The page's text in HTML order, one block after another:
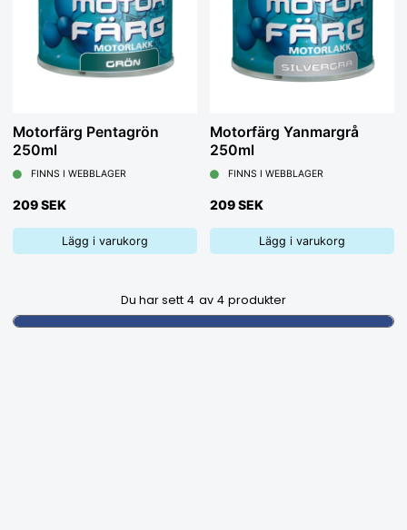
Motorfärg Pentagrön
250ml
FINNS I WEBBLAGER
209 SEK
Lägg i varukorg
Motorfärg Yanmargrå
250ml
FINNS I WEBBLAGER
209 SEK
Lägg i varukorg
Du har sett 4 av 4 produkter